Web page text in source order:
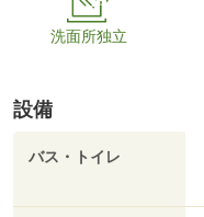
洗面所独立
設備
バス・トイレ